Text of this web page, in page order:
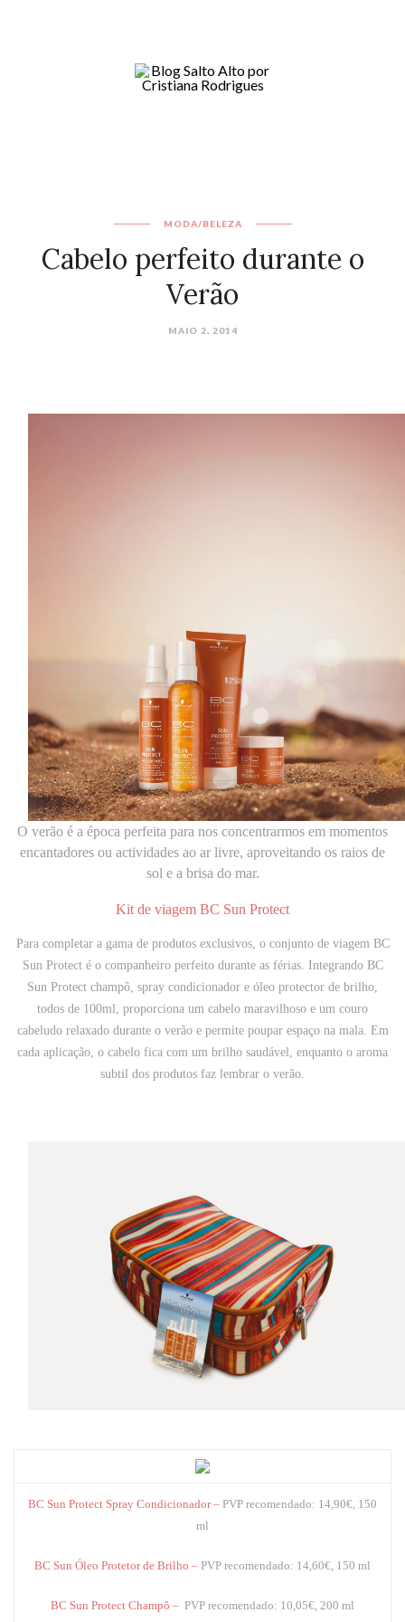
MODA/BELEZA
Cabelo perfeito durante o
Verão
MAIO 2, 2014
O verão é a época perfeita para nos concentrarmos em momentos
encantadores ou actividades ao ar livre, aproveitando os raios de
sol e a brisa do mar.
Kit de viagem BC Sun Protect
Para completar a gama de produtos exclusivos, o conjunto de viagem BC
Sun Protect é o companheiro perfeito durante as férias. Integrando BC
Sun Protect champô, spray condicionador e óleo protector de brilho,
todos de 100ml, proporciona um cabelo maravilhoso e um couro
cabeludo relaxado durante o verão e permite poupar espaço na mala. Em
cada aplicação, o cabelo fica com um brilho saudável, enquanto o aroma
subtil dos produtos faz lembrar o verão.
BC Sun Protect Spray Condicionador – PVP recomendado: 14,90€, 150
ml
BC Sun Óleo Protetor de Brilho – PVP recomendado: 14,60€, 150 ml
BC Sun Protect Champô – PVP recomendado: 10,05€, 200 ml